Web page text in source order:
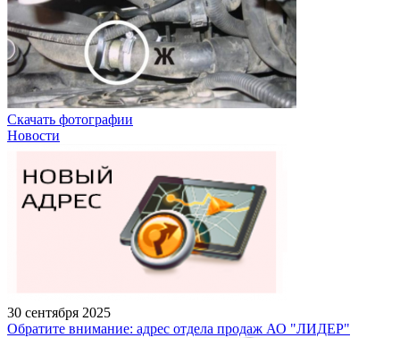
Скачать фотографии
Новости
30 сентября 2025
Обратите внимание: адрес отдела продаж АО "ЛИДЕР"